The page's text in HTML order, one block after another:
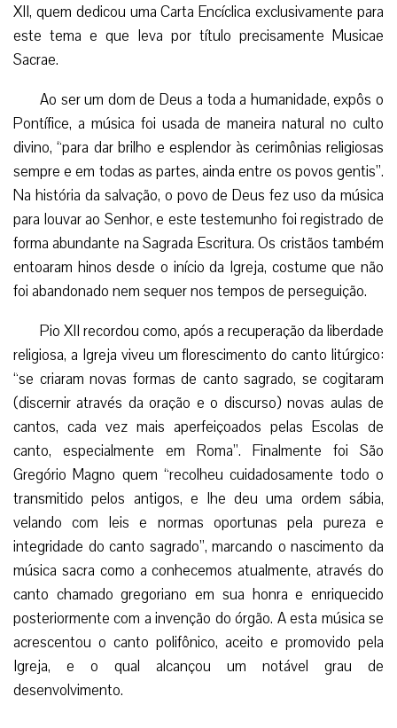
XII, quem dedicou uma Carta Encíclica exclusivamente para
este tema e que leva por título precisamente Musicae
Sacrae.
Ao ser um dom de Deus a toda a humanidade, expôs o
Pontífice, a música foi usada de maneira natural no culto
divino, “para dar brilho e esplendor às cerimônias religiosas
sempre e em todas as partes, ainda entre os povos gentis”.
Na história da salvação, o povo de Deus fez uso da música
para louvar ao Senhor, e este testemunho foi registrado de
forma abundante na Sagrada Escritura. Os cristãos também
entoaram hinos desde o início da Igreja, costume que não
foi abandonado nem sequer nos tempos de perseguição.
Pio XII recordou como, após a recuperação da liberdade
religiosa, a Igreja viveu um florescimento do canto litúrgico:
“se criaram novas formas de canto sagrado, se cogitaram
(discernir através da oração e o discurso) novas aulas de
cantos, cada vez mais aperfeiçoados pelas Escolas de
canto, especialmente em Roma”. Finalmente foi São
Gregório Magno quem “recolheu cuidadosamente todo o
transmitido pelos antigos, e lhe deu uma ordem sábia,
velando com leis e normas oportunas pela pureza e
integridade do canto sagrado”, marcando o nascimento da
música sacra como a conhecemos atualmente, através do
canto chamado gregoriano em sua honra e enriquecido
posteriormente com a invenção do órgão. A esta música se
acrescentou o canto polifônico, aceito e promovido pela
Igreja, e o qual alcançou um notável grau de
desenvolvimento.